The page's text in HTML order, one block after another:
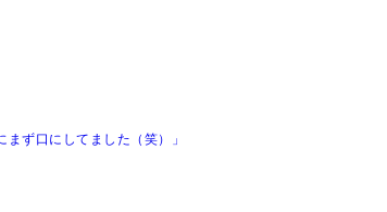
ず口にしてました（笑）」